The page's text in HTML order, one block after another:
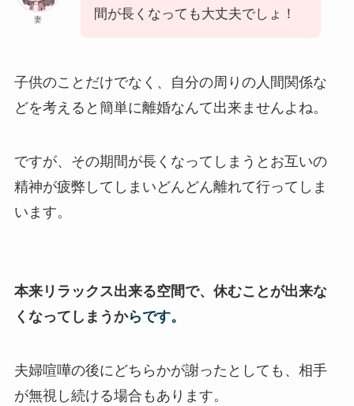
妻
間が長くなっても大丈夫でしょ！
子供のことだけでなく、自分の周りの人間関係な
どを考えると簡単に離婚なんて出来ませんよね。
ですが、その期間が長くなってしまうとお互いの
精神が疲弊してしまいどんどん離れて行ってしま
います。
本来リラックス出来る空間で、休むことが出来な
くなってしまうからです。
夫婦喧嘩の後にどちらかが謝ったとしても、相手
が無視し続ける場合もあります。